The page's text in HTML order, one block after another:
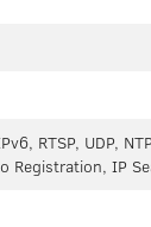
RTSP, UDP,
Registration, IP